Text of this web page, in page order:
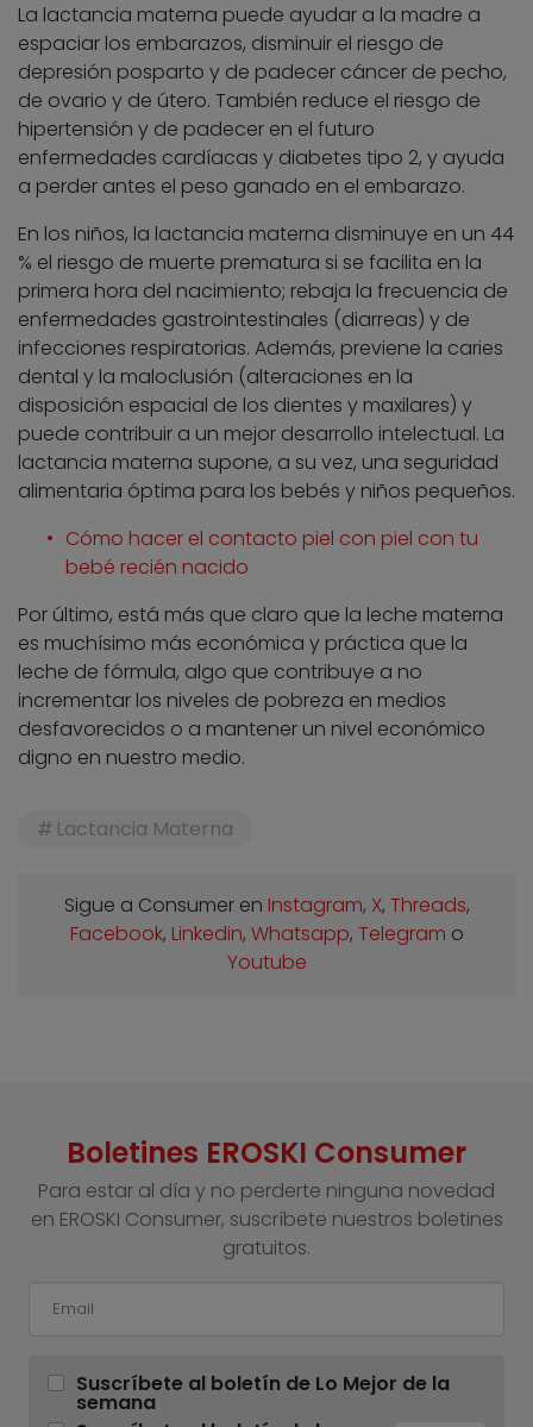
La lactancia materna puede ayudar a la madre a
espaciar los embarazos, disminuir el riesgo de
depresión posparto y de padecer cáncer de pecho,
de ovario y de útero. También reduce el riesgo de
hipertensión y de padecer en el futuro
enfermedades cardíacas y diabetes tipo 2, y ayuda
a perder antes el peso ganado en el embarazo.
En los niños, la lactancia materna disminuye en un 44
% el riesgo de muerte prematura si se facilita en la
primera hora del nacimiento; rebaja la frecuencia de
enfermedades gastrointestinales (diarreas) y de
infecciones respiratorias. Además, previene la caries
dental y la maloclusión (alteraciones en la
disposición espacial de los dientes y maxilares) y
puede contribuir a un mejor desarrollo intelectual. La
lactancia materna supone, a su vez, una seguridad
alimentaria óptima para los bebés y niños pequeños.
Cómo hacer el contacto piel con piel con tu
bebé recién nacido
Por último, está más que claro que la leche materna
es muchísimo más económica y práctica que la
leche de fórmula, algo que contribuye a no
incrementar los niveles de pobreza en medios
desfavorecidos o a mantener un nivel económico
digno en nuestro medio.
Lactancia Materna
Sigue a Consumer en Instagram, X, Threads,
Facebook, Linkedin, Whatsapp, Telegram o
Youtube
Boletines EROSKI Consumer
Para estar al día y no perderte ninguna novedad
en EROSKI Consumer, suscríbete nuestros boletines
gratuitos.
Suscríbete al boletín de Lo Mejor de la
semana